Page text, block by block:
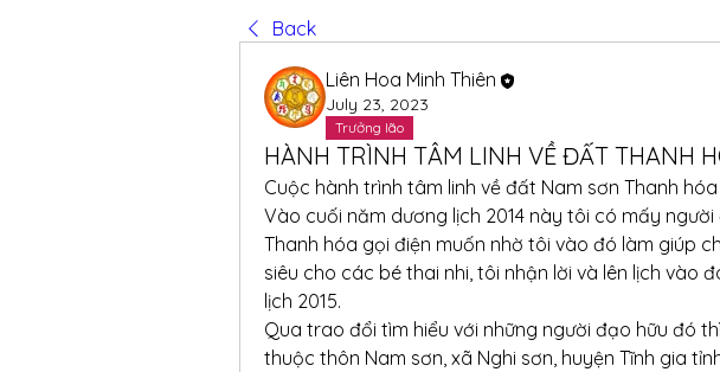
Back
Liên Hoa Minh Thiên
July 23, 2023
Trưởng lão
HÀNH TRÌNH TÂM LINH VỀ ĐẤT THANH
Cuộc hành trình tâm linh về đất Nam sơn Thanh hóa
Vào cuối năm dương lịch 2014 này tôi có mấy
Thanh hóa gọi điện muốn nhờ tôi vào đó làm giúp
siêu cho các bé thai nhi, tôi nhận lời và lên lịch vào
lịch 2015.
Qua trao đổi tìm hiểu với những người đạo hữu đó
thuộc thôn Nam sơn, xã Nghi sơn, huyện Tĩnh gia